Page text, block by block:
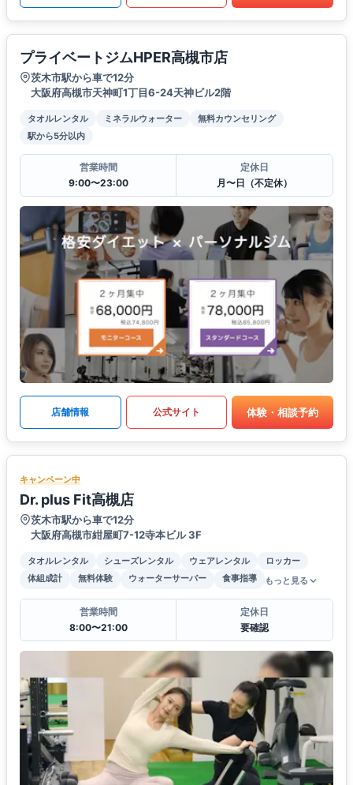
プライベートジムHPER高槻市店
茨木市駅から車で12分
大阪府高槻市天神町1丁目6-24天神ビル2階
タオルレンタル ミネラルウォーター
無料カウンセリング
駅から5分以内
営業時間
9:00〜23:00
定休日
月〜日（不定休）
店舗情報 公式サイト 体験・相談予約
キャンペーン中
Dr. plus Fit高槻店
茨木市駅から車で12分
大阪府高槻市紺屋町7-12寺本ビル 3F
タオルレンタル シューズレンタル ウェアレンタル
ロッカー
体組成計
無料体験 ウォーターサーバー 食事指導 もっと見る
営業時間
8:00〜21:00
定休日
要確認